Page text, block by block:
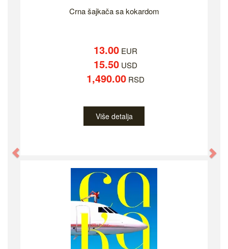
Crna šajkača sa kokardom
13.00EUR
15.50USD
1,490.00RSD
Više detalja